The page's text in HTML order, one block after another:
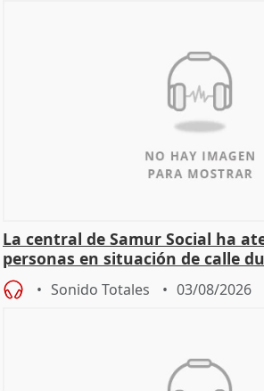
La central de Samur Social ha
personas en situación de calle
de Calor
Sonido Totales 03/08/2026